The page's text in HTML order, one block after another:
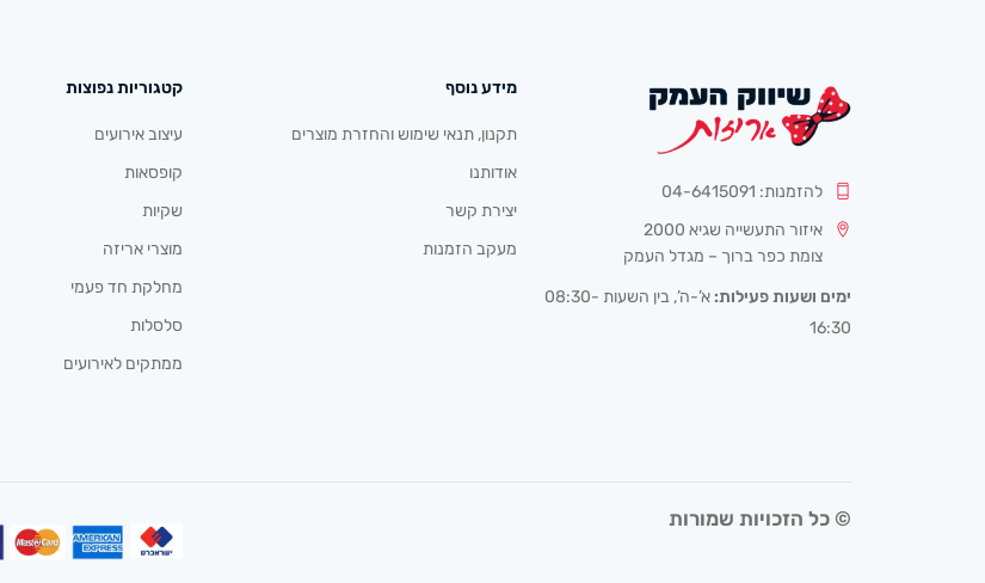
להזמנות: 04-6415091
איזור התעשייה שגיא 2000
צומת כפר ברוך – מגדל העמק
ימים ושעות פעילות:
א’-ה’, בין השעות 08:30-
16:30
מידע נוסף
תקנון, תנאי שימוש והחזרת מוצרים
אודותנו
יצירת קשר
מעקב הזמנות
קטגוריות נפוצות
עיצוב אירועים
קופסאות
שקיות
מוצרי אריזה
מחלקת חד פעמי
סלסלות
ממתקים לאירועים
© כל הזכויות שמורות